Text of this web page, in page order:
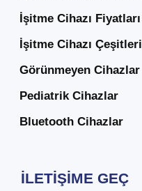
İşitme Cihazı Fiyatları
İşitme Cihazı Çeşitleri
Görünmeyen Cihazlar
Pediatrik Cihazlar
Bluetooth Cihazlar
İLETIŞIME GEÇ